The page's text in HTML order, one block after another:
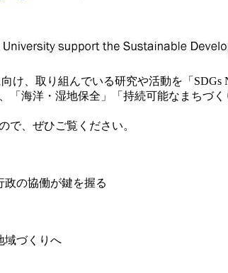
、取り組んでいる研究や活動を「SDGs
「海洋・湿地保全」「持続可能なまちづ
で、ぜひご覧ください。
の協働が鍵を握る
域づくりへ